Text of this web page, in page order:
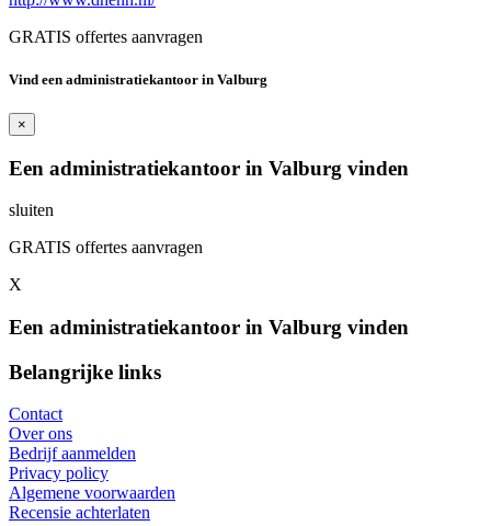
GRATIS offertes aanvragen
Vind een administratiekantoor in Valburg
×
Een administratiekantoor in Valburg vinden
sluiten
GRATIS offertes aanvragen
X
Een administratiekantoor in Valburg vinden
Belangrijke links
Contact
Over ons
Bedrijf aanmelden
Privacy policy
Algemene voorwaarden
Recensie achterlaten